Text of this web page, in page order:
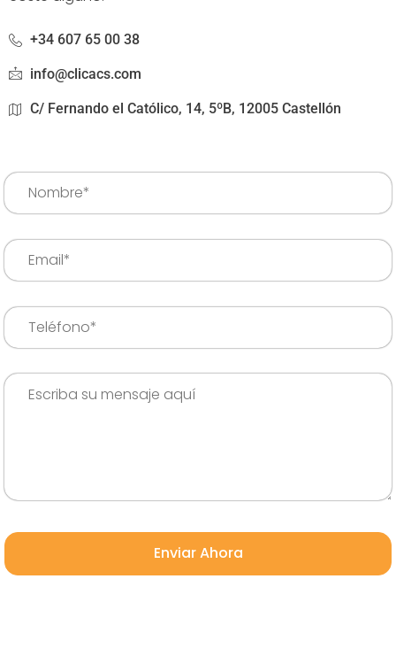
+34 607 65 00 38
info@clicacs.com
C/ Fernando el Católico, 14, 5ºB, 12005 Castellón